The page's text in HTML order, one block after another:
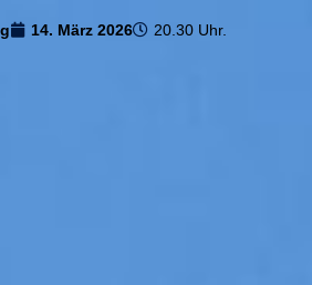
14. März 2026 20.30 Uhr.